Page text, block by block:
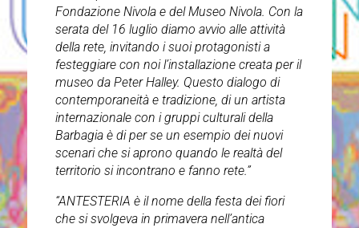
Fondazione Nivola e del Museo Nivola. Con la
serata del 16 luglio diamo avvio alle attività
della rete, invitando i suoi protagonisti a
festeggiare con noi l’installazione creata per il
museo da Peter Halley. Questo dialogo di
contemporaneità e tradizione, di un artista
internazionale con i gruppi culturali della
Barbagia è di per se un esempio dei nuovi
scenari che si aprono quando le realtà del
territorio si incontrano e fanno rete.”
“ANTESTERIA è il nome della festa dei fiori
che si svolgeva in primavera nell’antica